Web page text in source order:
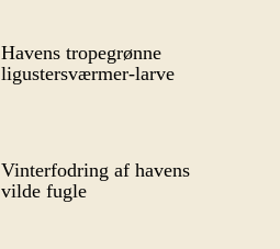
Havens tropegrønne
ligustersværmer-larve
Vinterfodring af havens
vilde fugle